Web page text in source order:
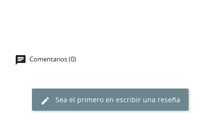
Comentarios (0)
Sea el primero en escribir una reseña